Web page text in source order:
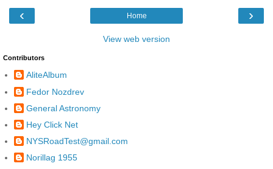
‹ ›
Home
View web version
Contributors
AliteAlbum
Fedor Nozdrev
General Astronomy
Hey Click Net
NYSRoadTest@gmail.com
Norillag 1955